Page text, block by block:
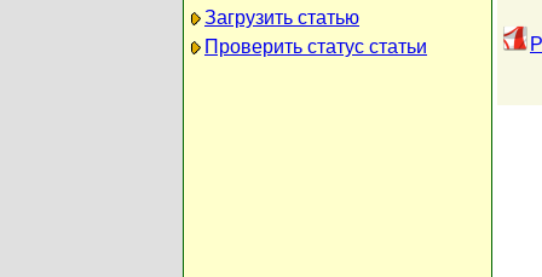
Загрузить статью
Проверить статус статьи